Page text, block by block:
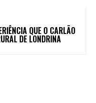
QUE O CARLÃO
DE LONDRINA